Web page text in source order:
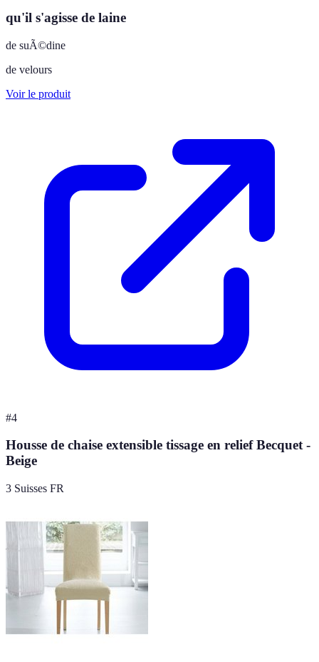
qu'il s'agisse de laine
de suÃ©dine
de velours
Voir le produit
#4
Housse de chaise extensible tissage en relief Becquet -
Beige
3 Suisses FR